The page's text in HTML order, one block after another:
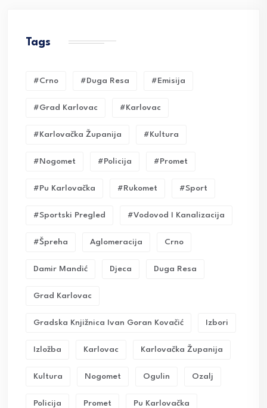
Tags
#crno #duga Resa #emisija
#grad Karlovac #karlovac
#karlovačka Županija #kultura
#nogomet #policija #promet
#pu Karlovačka #rukomet #sport
#sportski Pregled #vodovod I Kanalizacija
#Špreha Aglomeracija Crno
Damir Mandić Djeca Duga Resa
Grad Karlovac
Gradska Knjižnica Ivan Goran Kovačić Izbori
Izložba Karlovac Karlovačka Županija
Kultura Nogomet Ogulin Ozalj
Policija Promet Pu Karlovačka